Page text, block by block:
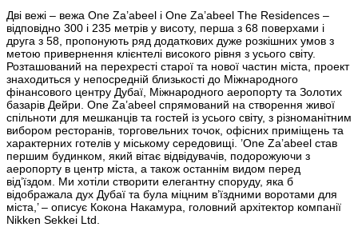
Дві вежі – вежа One Za’abeel і One Za’abeel The Residences –
відповідно 300 і 235 метрів у висоту, перша з 68 поверхами і
друга з 58, пропонують ряд додаткових дуже розкішних умов з
метою привернення клієнтелі високого рівня з усього світу.
Розташований на перехресті старої та нової частин міста, проект
знаходиться у непосредній близькості до Міжнародного
фінансового центру Дубаї, Міжнародного аеропорту та Золотих
базарів Дейри. One Za’abeel спрямований на створення живої
спільноти для мешканців та гостей із усього світу, з різноманітним
вибором ресторанів, торговельних точок, офісних приміщень та
характерних готелів у міському середовищі. ’One Za’abeel став
першим будинком, який вітає відвідувачів, подорожуючи з
аеропорту в центр міста, а також останнім видом перед
від’їздом. Ми хотіли створити елегантну споруду, яка б
відображала дух Дубаї та була міцним в’їздними воротами для
міста,’ – описує Кокона Накамура, головний архітектор компанії
Nikken Sekkei Ltd.